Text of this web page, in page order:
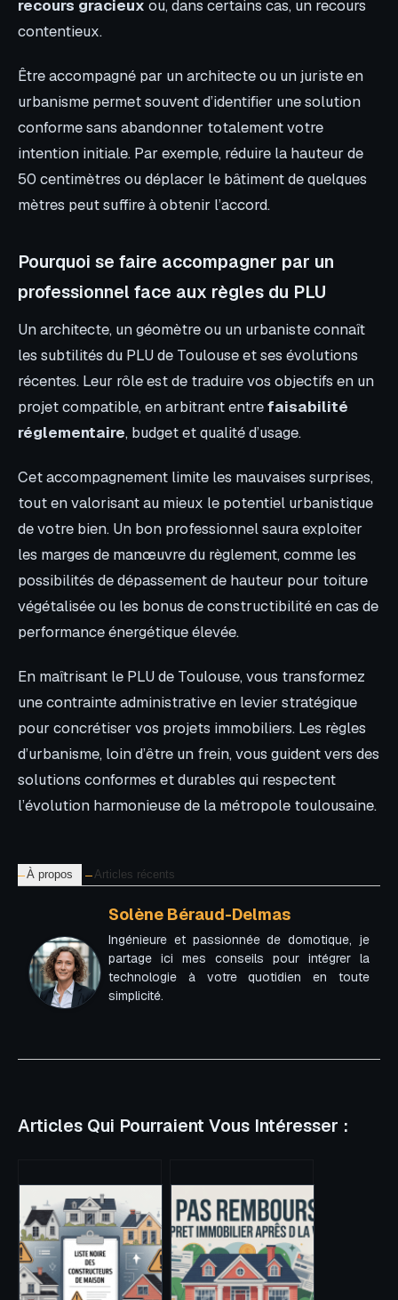
recours gracieux ou, dans certains cas, un recours
contentieux.
Être accompagné par un architecte ou un juriste en
urbanisme permet souvent d’identifier une solution
conforme sans abandonner totalement votre
intention initiale. Par exemple, réduire la hauteur de
50 centimètres ou déplacer le bâtiment de quelques
mètres peut suffire à obtenir l’accord.
Pourquoi se faire accompagner par un
professionnel face aux règles du PLU
Un architecte, un géomètre ou un urbaniste connaît
les subtilités du PLU de Toulouse et ses évolutions
récentes. Leur rôle est de traduire vos objectifs en un
projet compatible, en arbitrant entrefaisabilité
réglementaire, budget et qualité d’usage.
Cet accompagnement limite les mauvaises surprises,
tout en valorisant au mieux le potentiel urbanistique
de votre bien. Un bon professionnel saura exploiter
les marges de manœuvre du règlement, comme les
possibilités de dépassement de hauteur pour toiture
végétalisée ou les bonus de constructibilité en cas de
performance énergétique élevée.
En maîtrisant le PLU de Toulouse, vous transformez
une contrainte administrative en levier stratégique
pour concrétiser vos projets immobiliers. Les règles
d’urbanisme, loin d’être un frein, vous guident vers des
solutions conformes et durables qui respectent
l’évolution harmonieuse de la métropole toulousaine.
À propos Articles récents
Solène Béraud-Delmas
Ingénieure et passionnée de domotique, je
partage ici mes conseils pour intégrer la
technologie à votre quotidien en toute
simplicité.
Articles Qui Pourraient Vous Intéresser :